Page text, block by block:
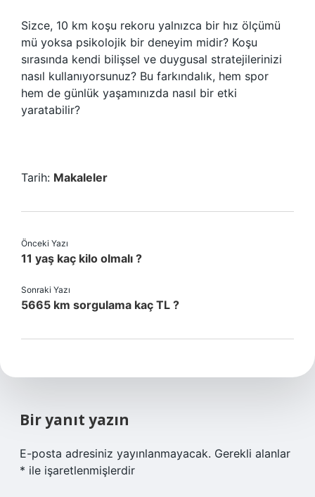
Sizce, 10 km koşu rekoru yalnızca bir hız ölçümü
mü yoksa psikolojik bir deneyim midir? Koşu
sırasında kendi bilişsel ve duygusal stratejilerinizi
nasıl kullanıyorsunuz? Bu farkındalık, hem spor
hem de günlük yaşamınızda nasıl bir etki
yaratabilir?
Tarih: Makaleler
Önceki Yazı
11 yaş kaç kilo olmalı ?
Sonraki Yazı
5665 km sorgulama kaç TL ?
Bir yanıt yazın
E-posta adresiniz yayınlanmayacak. Gerekli alanlar
* ile işaretlenmişlerdir